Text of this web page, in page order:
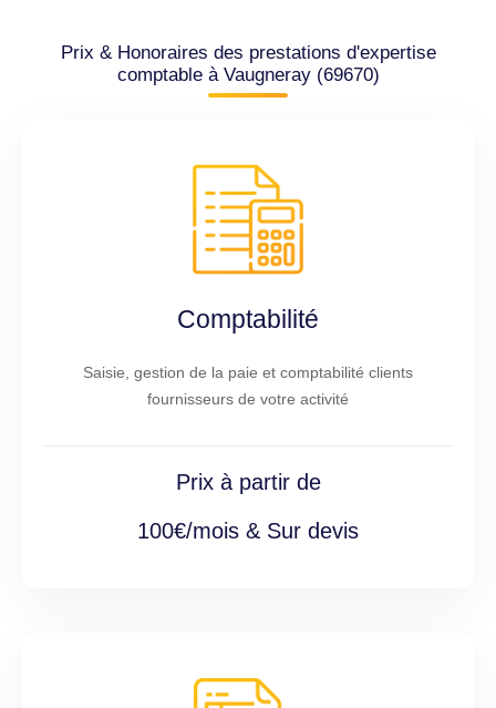
Prix & Honoraires des prestations d'expertise
comptable à Vaugneray (69670)
Comptabilité
Saisie, gestion de la paie et comptabilité clients
fournisseurs de votre activité
Prix à partir de
100€/mois & Sur devis